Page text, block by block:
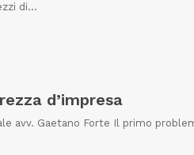
di…
d’impresa
avv. Gaetano Forte Il primo